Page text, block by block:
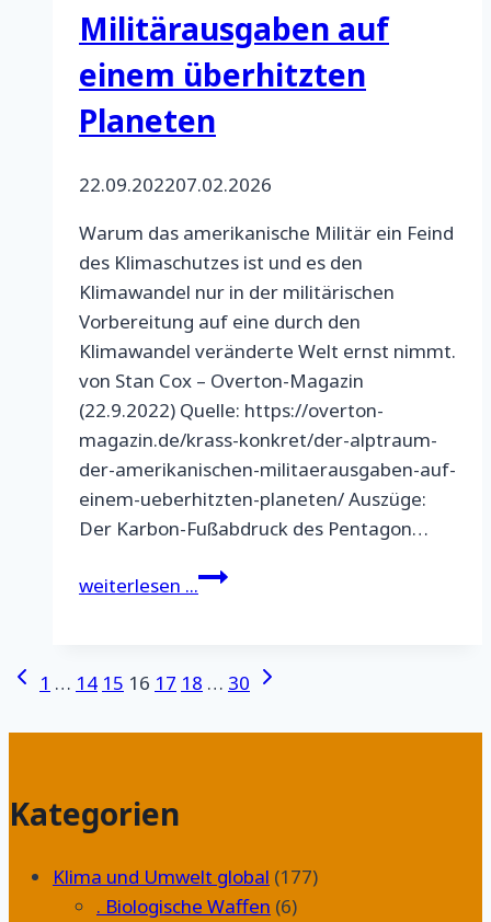
Militärausgaben auf
einem überhitzten
Planeten
22.09.202207.02.2026
Warum das amerikanische Militär ein Feind
des Klimaschutzes ist und es den
Klimawandel nur in der militärischen
Vorbereitung auf eine durch den
Klimawandel veränderte Welt ernst nimmt.
von Stan Cox – Overton-Magazin
(22.9.2022) Quelle: https://overton-
magazin.de/krass-konkret/der-alptraum-
der-amerikanischen-militaerausgaben-auf-
einem-ueberhitzten-planeten/ Auszüge:
Der Karbon-Fußabdruck des Pentagon…
weiterlesen ...Der
amerikanischen
Militärausgaben
Seitennavigation
Vorherige
1 … 14 15 16 17 18 … 30 Nächste
Kategorien
Klima und Umwelt global (177)
. Biologische Waffen (6)